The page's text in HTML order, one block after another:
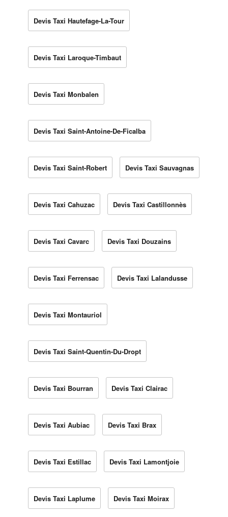
Devis Taxi Hautefage-La-Tour
Devis Taxi Laroque-Timbaut
Devis Taxi Monbalen
Devis Taxi Saint-Antoine-De-Ficalba
Devis Taxi Saint-Robert Devis Taxi Sauvagnas
Devis Taxi Cahuzac Devis Taxi Castillonnès
Devis Taxi Cavarc Devis Taxi Douzains
Devis Taxi Ferrensac Devis Taxi Lalandusse
Devis Taxi Montauriol
Devis Taxi Saint-Quentin-Du-Dropt
Devis Taxi Bourran Devis Taxi Clairac
Devis Taxi Aubiac Devis Taxi Brax
Devis Taxi Estillac Devis Taxi Lamontjoie
Devis Taxi Laplume Devis Taxi Moirax